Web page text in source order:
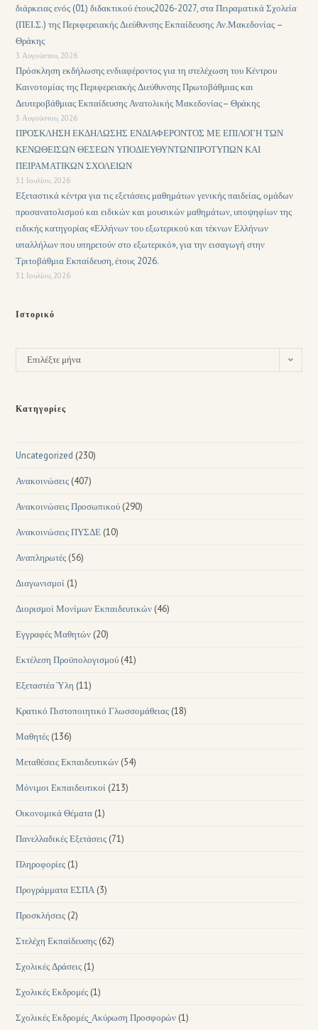
διάρκειας ενός (01) διδακτικού έτους2026-2027, στα Πειραματικά Σχολεία
(ΠΕΙ.Σ.) της Περιφερειακής Διεύθυνσης Εκπαίδευσης Αν.Μακεδονίας –
Θράκης
3 Αυγούστου, 2026
Πρόσκληση εκδήλωσης ενδιαφέροντος για τη στελέχωση του Κέντρου
Καινοτομίας της Περιφερειακής Διεύθυνσης Πρωτοβάθμιας και
Δευτεροβάθμιας Εκπαίδευσης Ανατολικής Μακεδονίας– Θράκης
3 Αυγούστου, 2026
ΠΡΟΣΚΛΗΣΗ ΕΚΔΗΛΩΣΗΣ ΕΝΔΙΑΦΕΡΟΝΤΟΣ ΜΕ ΕΠΙΛΟΓΗ ΤΩΝ
ΚΕΝΩΘΕΙΣΩΝ ΘΕΣΕΩΝ ΥΠΟΔΙΕΥΘΥΝΤΩΝΠΡΟΤΥΠΩΝ ΚΑΙ
ΠΕΙΡΑΜΑΤΙΚΩΝ ΣΧΟΛΕΙΩΝ
31 Ιουλίου, 2026
Εξεταστικά κέντρα για τις εξετάσεις μαθημάτων γενικής παιδείας, ομάδων
προσανατολισμού και ειδικών και μουσικών μαθημάτων, υποψηφίων της
ειδικής κατηγορίας «Ελλήνων του εξωτερικού και τέκνων Ελλήνων
υπαλλήλων που υπηρετούν στο εξωτερικό», για την εισαγωγή στην
Τριτοβάθμια Εκπαίδευση, έτους 2026.
31 Ιουλίου, 2026
Ιστορικό
Επιλέξτε μήνα
Κατηγορίες
Uncategorized (230)
Ανακοινώσεις (407)
Ανακοινώσεις Προσωπικού (290)
Ανακοινώσεις ΠΥΣΔΕ (10)
Αναπληρωτές (56)
Διαγωνισμοί (1)
Διορισμοί Μονίμων Εκπαιδευτικών (46)
Εγγραφές Μαθητών (20)
Εκτέλεση Προϋπολογισμού (41)
Εξεταστέα Ύλη (11)
Κρατικό Πιστοποιητικό Γλωσσομάθειας (18)
Μαθητές (136)
Μεταθέσεις Εκπαιδευτικών (54)
Μόνιμοι Εκπαιδευτικοί (213)
Οικονομικά Θέματα (1)
Πανελλαδικές Εξετάσεις (71)
Πληροφορίες (1)
Προγράμματα ΕΣΠΑ (3)
Προσκλήσεις (2)
Στελέχη Εκπαίδευσης (62)
Σχολικές Δράσεις (1)
Σχολικές Εκδρομές (1)
Σχολικές Εκδρομές_Ακύρωση Προσφορών (1)